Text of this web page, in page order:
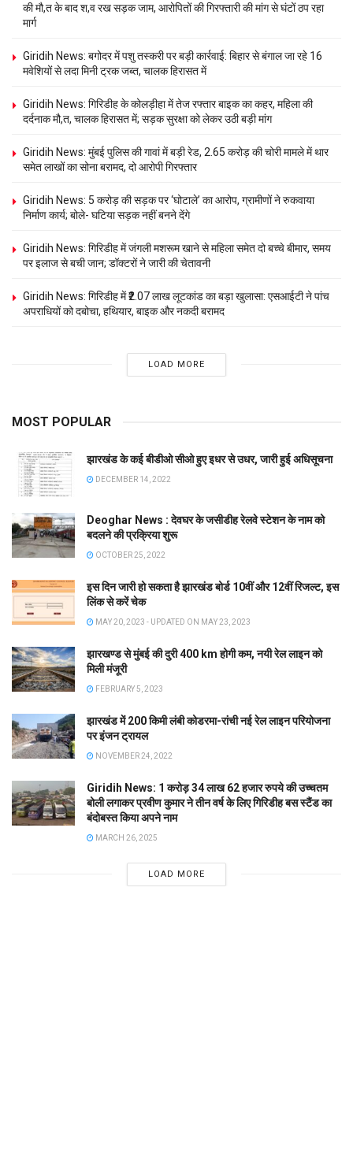
की मौ,त के बाद श,व रख सड़क जाम, आरोपितों की गिरफ्तारी की मांग से घंटों ठप रहा
मार्ग
Giridih News: बगोदर में पशु तस्करी पर बड़ी कार्रवाई: बिहार से बंगाल जा रहे 16
मवेशियों से लदा मिनी ट्रक जब्त, चालक हिरासत में
Giridih News: गिरिडीह के कोलड़ीहा में तेज रफ्तार बाइक का कहर, महिला की
दर्दनाक मौ,त, चालक हिरासत में; सड़क सुरक्षा को लेकर उठी बड़ी मांग
Giridih News: मुंबई पुलिस की गावां में बड़ी रेड, 2.65 करोड़ की चोरी मामले में थार
समेत लाखों का सोना बरामद, दो आरोपी गिरफ्तार
Giridih News: 5 करोड़ की सड़क पर ‘घोटाले’ का आरोप, ग्रामीणों ने रुकवाया
निर्माण कार्य; बोले- घटिया सड़क नहीं बनने देंगे
Giridih News: गिरिडीह में जंगली मशरूम खाने से महिला समेत दो बच्चे बीमार, समय
पर इलाज से बची जान; डॉक्टरों ने जारी की चेतावनी
Giridih News: गिरिडीह में ₹2.07 लाख लूटकांड का बड़ा खुलासा: एसआईटी ने पांच
अपराधियों को दबोचा, हथियार, बाइक और नकदी बरामद
LOAD MORE
MOST POPULAR
झारखंड के कई बीडीओ सीओ हुए इधर से उधर, जारी हुई अधिसूचना
DECEMBER 14, 2022
Deoghar News : देवघर के जसीडीह रेलवे स्टेशन के नाम को
बदलने की प्रक्रिया शुरू
OCTOBER 25, 2022
इस दिन जारी हो सकता है झारखंड बोर्ड 10वीं और 12वीं रिजल्ट, इस
लिंक से करें चेक
MAY 20, 2023 - UPDATED ON MAY 23, 2023
झारखण्ड से मुंबई की दुरी 400 km होगी कम, नयी रेल लाइन को
मिली मंजूरी
FEBRUARY 5, 2023
झारखंड में 200 किमी लंबी कोडरमा-रांची नई रेल लाइन परियोजना
पर इंजन ट्रायल
NOVEMBER 24, 2022
Giridih News: 1 करोड़ 34 लाख 62 हजार रुपये की उच्चतम
बोली लगाकर प्रवीण कुमार ने तीन वर्ष के लिए गिरिडीह बस स्टैंड का
बंदोबस्त किया अपने नाम
MARCH 26, 2025
LOAD MORE